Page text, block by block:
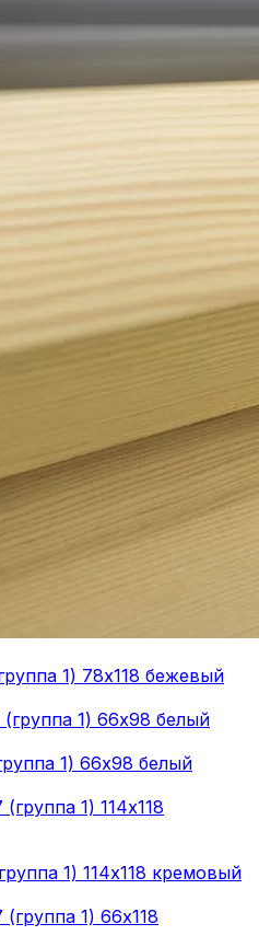
1) 78х118 бежевый
1) 66х98 белый
1) 114х118 кремовый